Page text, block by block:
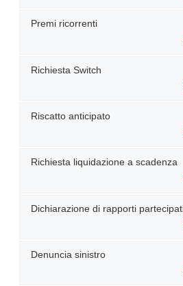
Premi ricorrenti
Richiesta Switch
Riscatto anticipato
Richiesta liquidazione a scadenza
Dichiarazione di rapporti
Denuncia sinistro